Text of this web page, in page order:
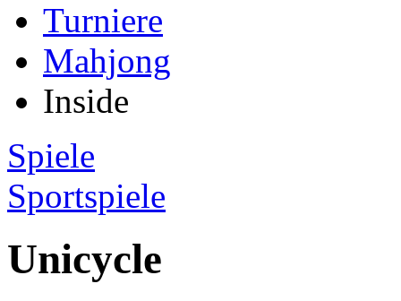
Turniere
Mahjong
Inside
Spiele
Sportspiele
Unicycle